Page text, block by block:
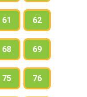
61 62
68 69
75 76